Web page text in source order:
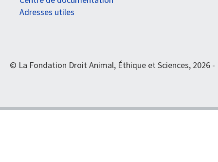
Adresses utiles
© La Fondation Droit Animal, Éthique et Sciences, 2026 -